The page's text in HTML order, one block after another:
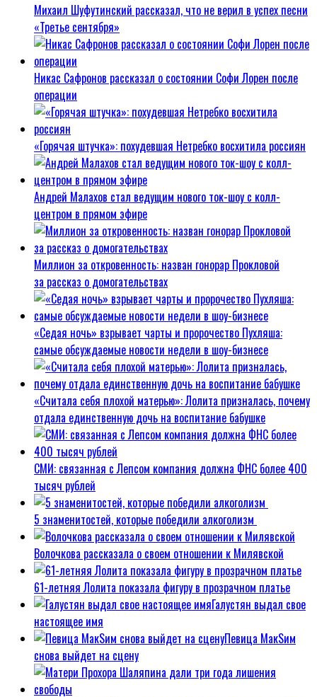
Михаил Шуфутинский рассказал, что не верил в успех песни
«Третье сентября»
Никас Сафронов рассказал о состоянии Софи Лорен после
операции
«Горячая штучка»: похудевшая Нетребко восхитила россиян
Андрей Малахов стал ведущим нового ток-шоу с колл-
центром в прямом эфире
Миллион за откровенность: назван гонорар Прокловой
за рассказ о домогательствах
«Седая ночь» взрывает чарты и пророчество Пухляша:
самые обсуждаемые новости недели в шоу-бизнесе
«Считала себя плохой матерью»: Лолита призналась, почему
отдала единственную дочь на воспитание бабушке
СМИ: связанная с Лепсом компания должна ФНС более 400
тысяч рублей
5 знаменитостей, которые победили алкоголизм
Волочкова рассказала о своем отношении к Милявской
61-летняя Лолита показала фигуру в прозрачном платье
Галустян выдал свое
настоящее имя
Певица МакSим
снова выйдет на сцену